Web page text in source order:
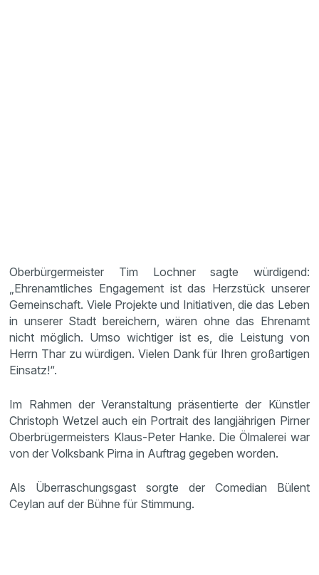
Oberbürgermeister Tim Lochner sagte würdigend:
„Ehrenamtliches Engagement ist das Herzstück unserer
Gemeinschaft. Viele Projekte und Initiativen, die das Leben
in unserer Stadt bereichern, wären ohne das Ehrenamt
nicht möglich. Umso wichtiger ist es, die Leistung von
Herrn Thar zu würdigen. Vielen Dank für Ihren großartigen
Einsatz!“.
Im Rahmen der Veranstaltung präsentierte der Künstler
Christoph Wetzel auch ein Portrait des langjährigen Pirner
Oberbrügermeisters Klaus-Peter Hanke. Die Ölmalerei war
von der Volksbank Pirna in Auftrag gegeben worden.
Als Überraschungsgast sorgte der Comedian Bülent
Ceylan auf der Bühne für Stimmung.